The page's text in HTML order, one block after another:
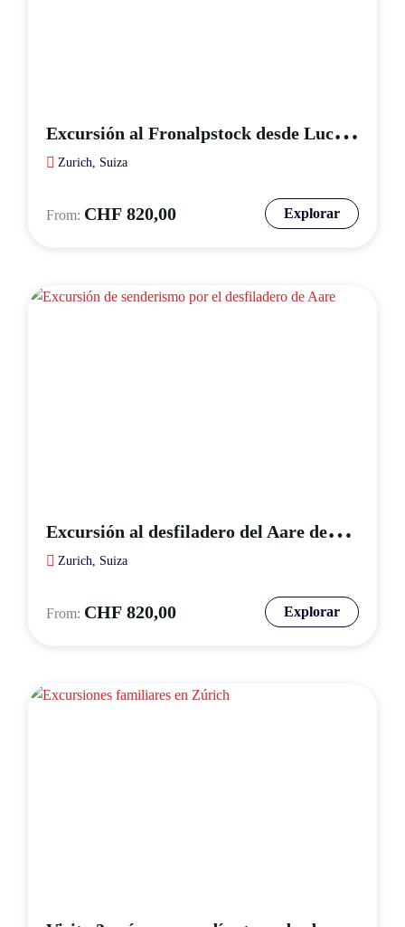
E
xcursión al Fronalpstock desde Lucerna
Zurich, Suiza
CHF 820,00 Explorar
E
xcursión al desfiladero del Aare desde Lucerna
Zurich, Suiza
CHF 820,00 Explorar